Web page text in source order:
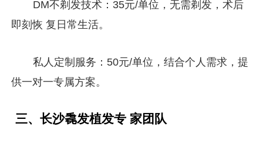
DM不剃发技术：35元/单位，无需剃发，术后
即刻恢 复日常生活。
私人定制服务：50元/单位，结合个人需求，提
供一对一专属方案。
三、长沙毳发植发专 家团队